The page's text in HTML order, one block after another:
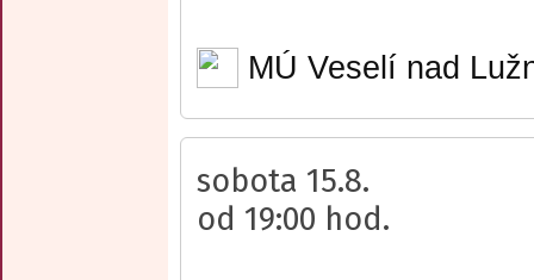
MÚ Veselí nad
sobota 15.8.
od 19:00 hod.